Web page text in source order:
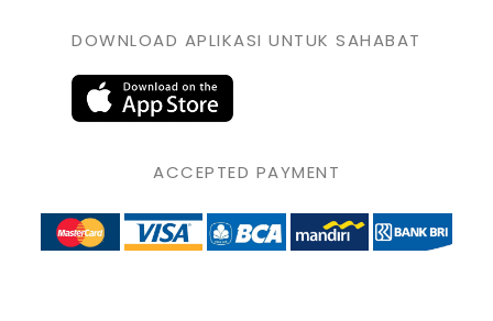
DOWNLOAD APLIKASI UNTUK SAHABAT
ACCEPTED PAYMENT